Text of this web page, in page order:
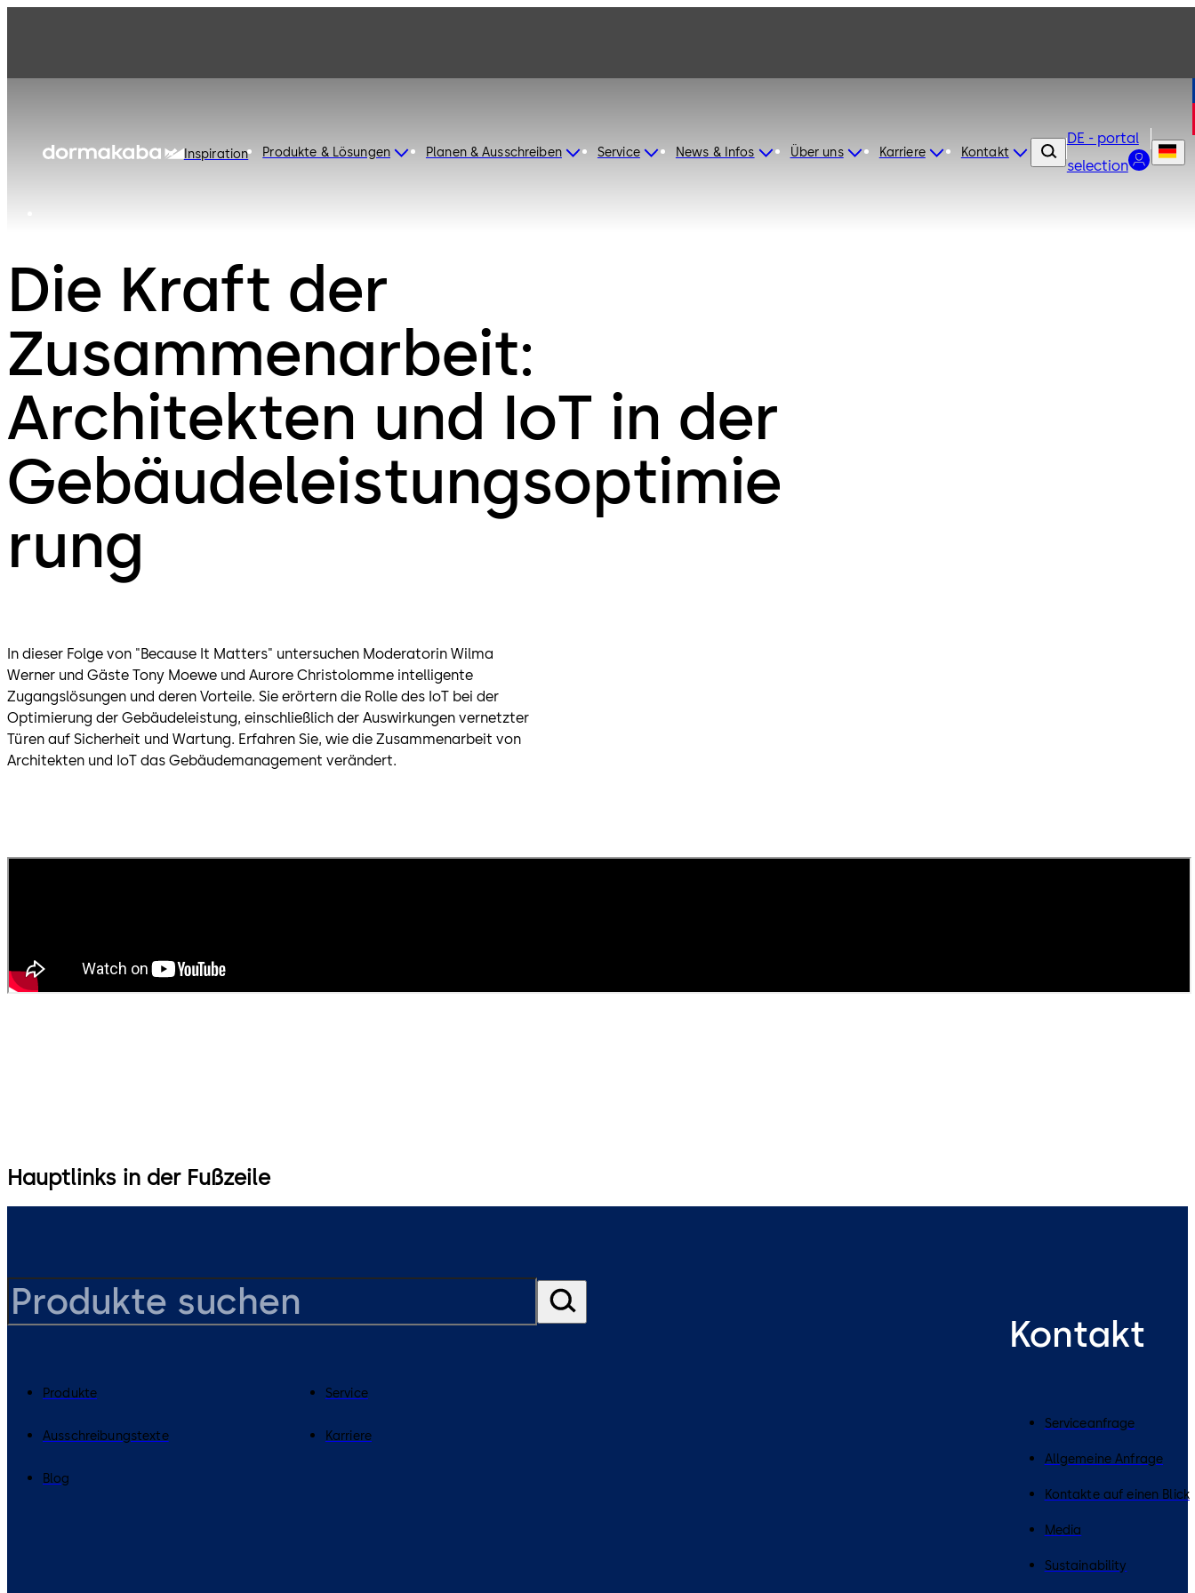
Inspiration Produkte & Lösungen Planen & Ausschreiben Service News & Infos Über uns Karriere Kontakt
DE - portal
selection
Die Kraft der
Zusammenarbeit:
Architekten und IoT in der
Gebäudeleistungsoptimie
rung
In dieser Folge von "Because It Matters" untersuchen Moderatorin Wilma
Werner und Gäste Tony Moewe und Aurore Christolomme intelligente
Zugangslösungen und deren Vorteile. Sie erörtern die Rolle des IoT bei der
Optimierung der Gebäudeleistung, einschließlich der Auswirkungen vernetzter
Türen auf Sicherheit und Wartung. Erfahren Sie, wie die Zusammenarbeit von
Architekten und IoT das Gebäudemanagement verändert.
Hauptlinks in der Fußzeile
Produkte Service
Ausschreibungstexte Karriere
Blog
Kontakt
Serviceanfrage
Allgemeine Anfrage
Kontakte auf einen Blick
Media
Sustainability